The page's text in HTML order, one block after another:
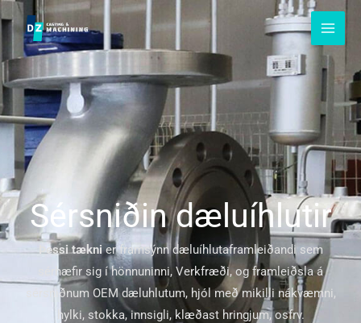
Slepptu
innihaldi
Sérsniðin dæluíhlutir
Þessi tæknier framsýnn dæluíhlutaframleiðandi sem
sérhæfir sig í hönnuninni, Verkfræði, og framleiðsla á
sérsniðnum OEM dæluhlutum, hjól með mikilli nákvæmni,
hylki, stokka, innsigli, klæðast hringjum, osfrv.